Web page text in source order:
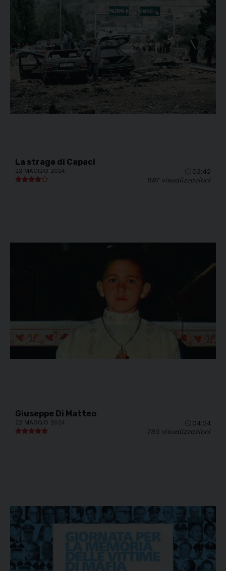
La strage di Capaci
22 MAGGIO 2024
03:42
987 visualizzazioni
Giuseppe Di Matteo
22 MAGGIO 2024
04:24
793 visualizzazioni